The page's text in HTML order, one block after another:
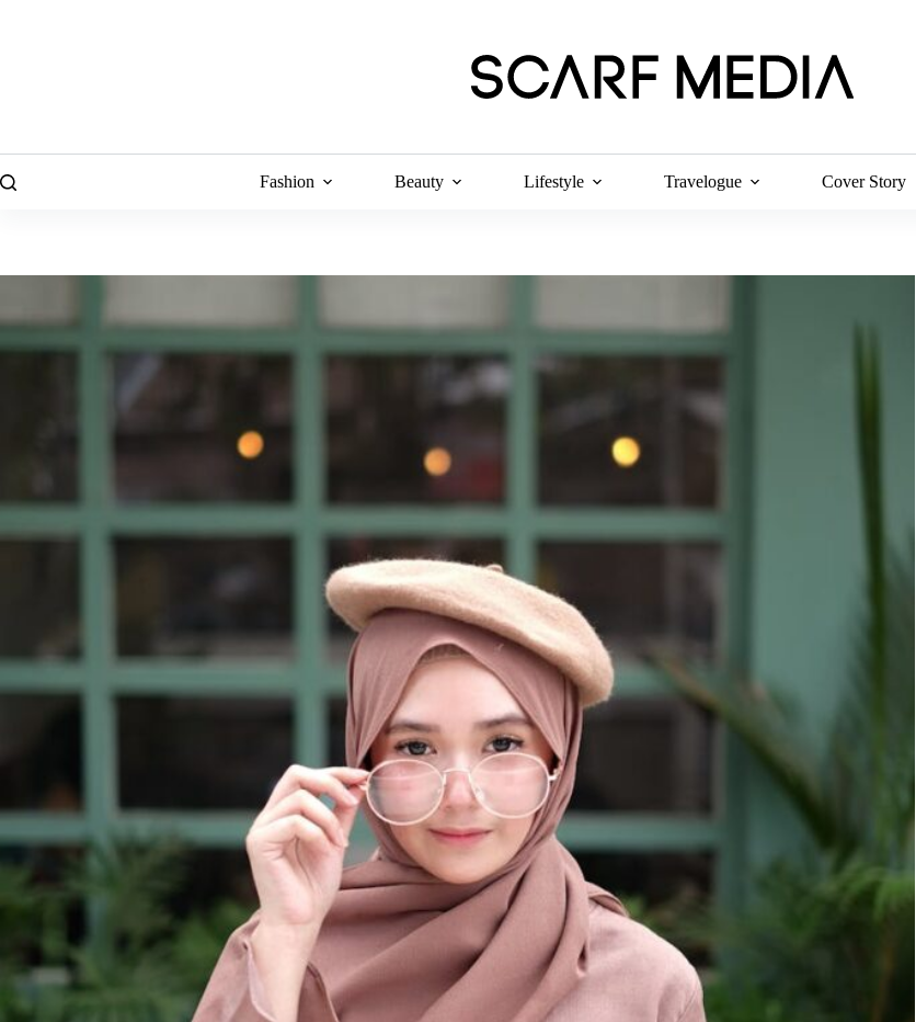
Fashion Beauty Lifestyle Travelogue Cover Story